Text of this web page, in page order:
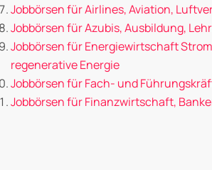
Jobbörsen für Airlines, Aviation,
Jobbörsen für Azubis, Ausbildung,
Jobbörsen für Energiewirtschaft
regenerative Energie
Jobbörsen für Fach- und
Jobbörsen für Finanzwirtschaft,